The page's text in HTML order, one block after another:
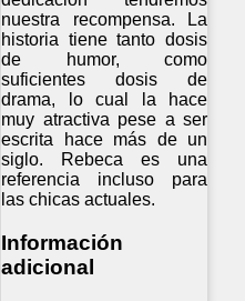
nuestra recompensa. La
historia tiene tanto dosis
de humor, como
suficientes dosis de
drama, lo cual la hace
muy atractiva pese a ser
escrita hace más de un
siglo. Rebeca es una
referencia incluso para
las chicas actuales.
Información
adicional